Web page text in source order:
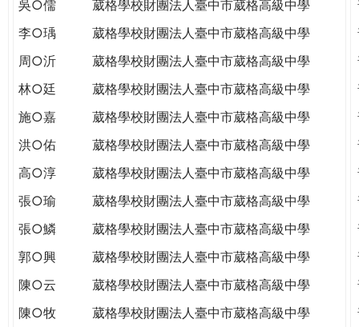
吳○儒
葳格學校財團法人臺中市葳格高級中學
李○瑀
葳格學校財團法人臺中市葳格高級中學
周○沂
葳格學校財團法人臺中市葳格高級中學
林○廷
葳格學校財團法人臺中市葳格高級中學
施○嘉
葳格學校財團法人臺中市葳格高級中學
洪○佑
葳格學校財團法人臺中市葳格高級中學
高○淳
葳格學校財團法人臺中市葳格高級中學
張○瑜
葳格學校財團法人臺中市葳格高級中學
張○鱗
葳格學校財團法人臺中市葳格高級中學
郭○興
葳格學校財團法人臺中市葳格高級中學
陳○云
葳格學校財團法人臺中市葳格高級中學
陳○牧
葳格學校財團法人臺中市葳格高級中學